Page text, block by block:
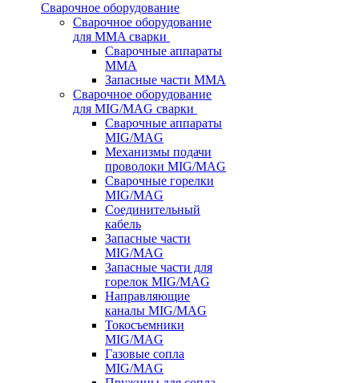
Сварочное оборудование
Сварочное оборудование
для MMA сварки
Сварочные аппараты
MMA
Запасные части MMA
Сварочное оборудование
для MIG/MAG сварки
Сварочные аппараты
MIG/MAG
Механизмы подачи
проволоки MIG/MAG
Сварочные горелки
MIG/MAG
Соединительный
кабель
Запасные части
MIG/MAG
Запасные части для
горелок MIG/MAG
Направляющие
каналы MIG/MAG
Токосъемники
MIG/MAG
Газовые сопла
MIG/MAG